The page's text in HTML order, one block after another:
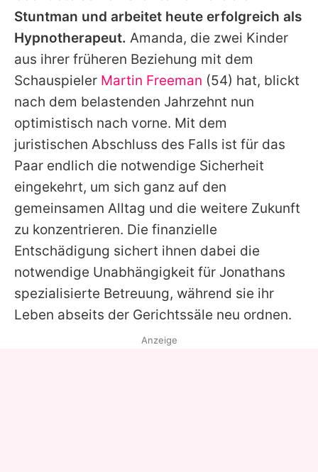
Stuntman und arbeitet heute erfolgreich als
Hypnotherapeut. Amanda, die zwei Kinder
aus ihrer früheren Beziehung mit dem
Schauspieler Martin Freeman (54) hat, blickt
nach dem belastenden Jahrzehnt nun
optimistisch nach vorne. Mit dem
juristischen Abschluss des Falls ist für das
Paar endlich die notwendige Sicherheit
eingekehrt, um sich ganz auf den
gemeinsamen Alltag und die weitere Zukunft
zu konzentrieren. Die finanzielle
Entschädigung sichert ihnen dabei die
notwendige Unabhängigkeit für Jonathans
spezialisierte Betreuung, während sie ihr
Leben abseits der Gerichtssäle neu ordnen.
Anzeige